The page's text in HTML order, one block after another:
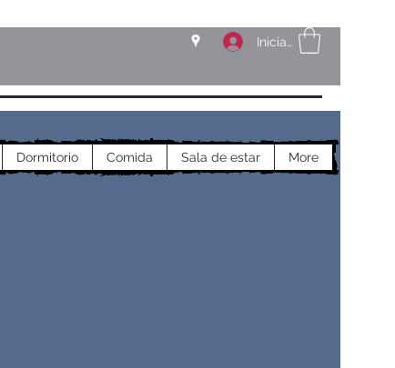
Iniciar sesión
Dormitorio Comida Sala de estar More